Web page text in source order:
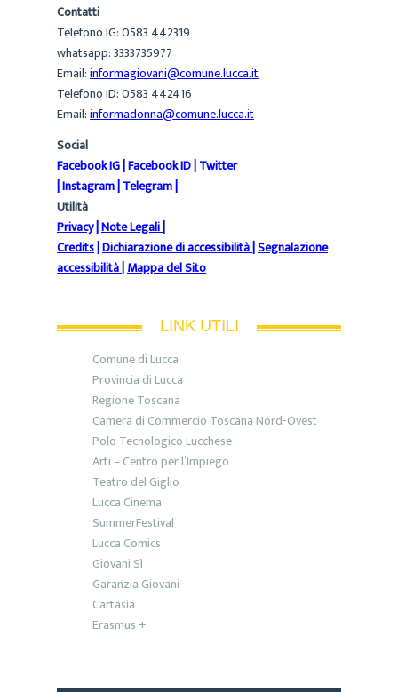
Contatti
Telefono IG: 0583 442319
whatsapp: 3333735977
Email:informagiovani@comune.lucca.it
Telefono ID: 0583 442416
Email:informadonna@comune.lucca.it
Social
Facebook IG|Facebook ID|Twitter
|Instagram|Telegram|
Utilità
Privacy|Note Legali|
Credits|Dichiarazione di accessibilità|Segnalazione
accessibilità|Mappa del Sito
LINK UTILI
Comune di Lucca
Provincia di Lucca
Regione Toscana
Camera di Commercio Toscana Nord-Ovest
Polo Tecnologico Lucchese
Arti – Centro per l’Impiego
Teatro del Giglio
Lucca Cinema
SummerFestival
Lucca Comics
Giovani Sì
Garanzia Giovani
Cartasia
Erasmus +